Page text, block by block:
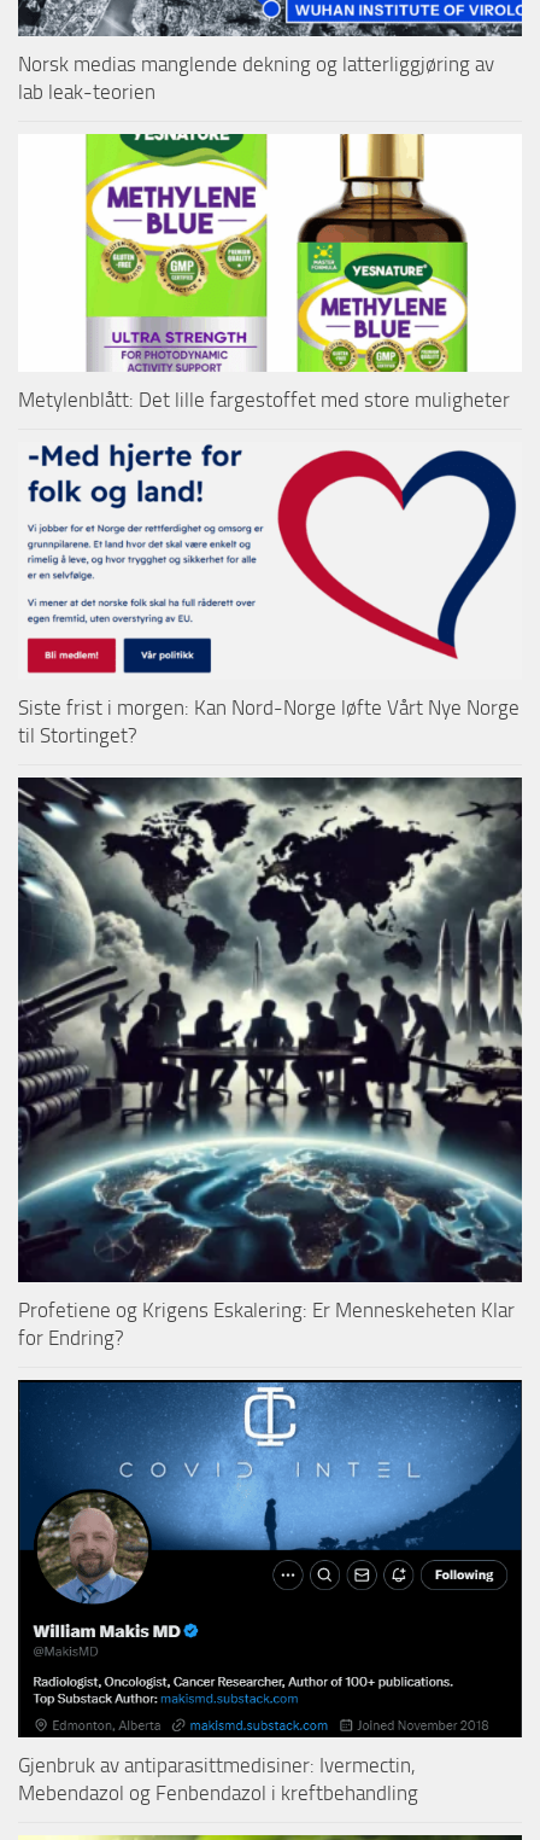
Norsk medias manglende dekning og latterliggjøring av
lab leak-teorien
Metylenblått: Det lille fargestoffet med store muligheter
Siste frist i morgen: Kan Nord-Norge løfte Vårt Nye Norge
til Stortinget?
Profetiene og Krigens Eskalering: Er Menneskeheten Klar
for Endring?
Gjenbruk av antiparasittmedisiner: Ivermectin,
Mebendazol og Fenbendazol i kreftbehandling